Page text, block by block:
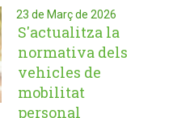
23 de Març de 2026
S'actualitza la
normativa dels
vehicles de
mobilitat
personal